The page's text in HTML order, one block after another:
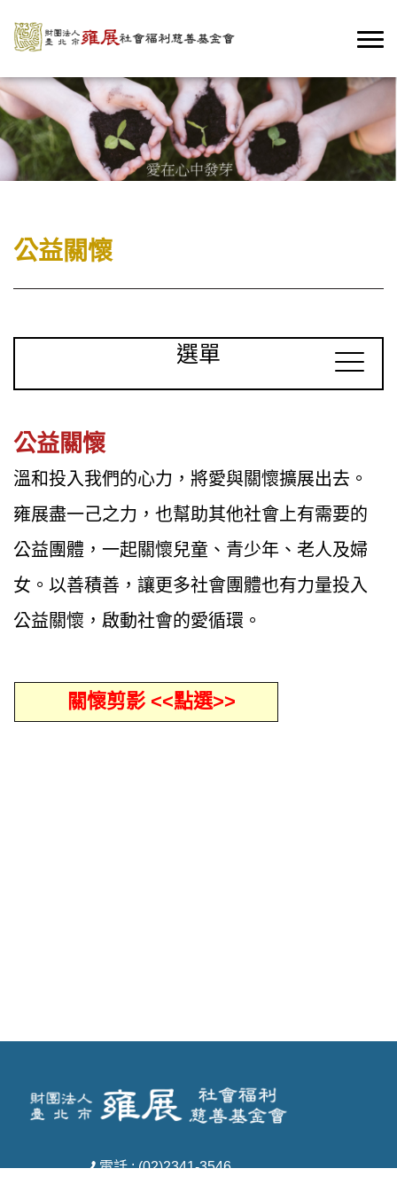
公益關懷
選單
公益關懷
溫和投入我們的心力，將愛與關懷擴展出去。
雍展盡一己之力，也幫助其他社會上有需要的
公益團體，一起關懷兒童、青少年、老人及婦
女。以善積善，讓更多社會團體也有力量投入
公益關懷，啟動社會的愛循環。
關懷剪影 <<點選>>
電話 : (02)2341-3546